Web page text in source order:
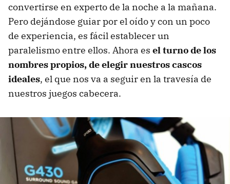
convertirse en experto de la noche a la mañana.
Pero dejándose guiar por el oído y con un poco
de experiencia, es fácil establecer un
paralelismo entre ellos. Ahora es el turno de los
nombres propios, de elegir nuestros cascos
ideales, el que nos va a seguir en la travesía de
nuestros juegos cabecera.